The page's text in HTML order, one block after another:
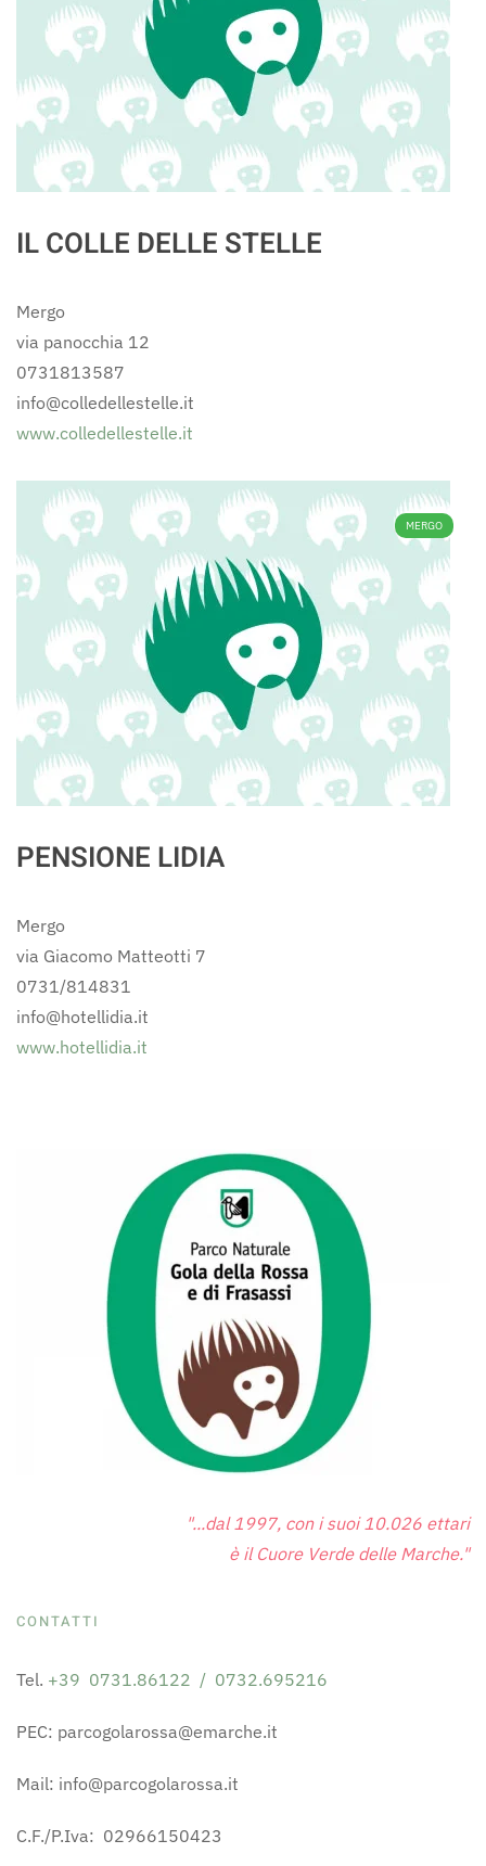
IL COLLE DELLE STELLE
Mergo
via panocchia 12
0731813587
info@colledellestelle.it
www.colledellestelle.it
MERGO
PENSIONE LIDIA
Mergo
via Giacomo Matteotti 7
0731/814831
info@hotellidia.it
www.hotellidia.it
"...dal 1997, con i suoi 10.026 ettari
è il Cuore Verde delle Marche."
CONTATTI
Tel. +39 0731.86122 / 0732.695216
PEC: parcogolarossa@emarche.it
Mail: info@parcogolarossa.it
C.F./P.Iva: 02966150423